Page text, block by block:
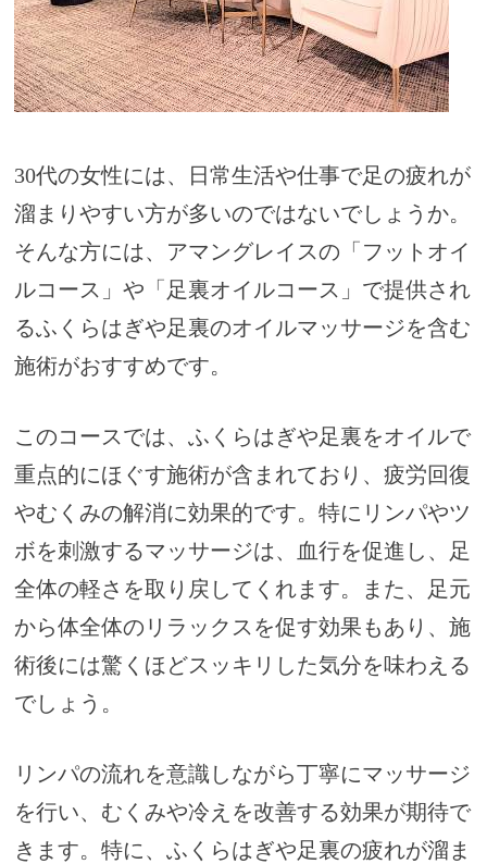
30代の女性には、日常生活や仕事で足の疲れが
溜まりやすい方が多いのではないでしょうか。
そんな方には、アマングレイスの「フットオイ
ルコース」や「足裏オイルコース」で提供され
るふくらはぎや足裏のオイルマッサージを含む
施術がおすすめです。
このコースでは、ふくらはぎや足裏をオイルで
重点的にほぐす施術が含まれており、疲労回復
やむくみの解消に効果的です。特にリンパやツ
ボを刺激するマッサージは、血行を促進し、足
全体の軽さを取り戻してくれます。また、足元
から体全体のリラックスを促す効果もあり、施
術後には驚くほどスッキリした気分を味わえる
でしょう。
リンパの流れを意識しながら丁寧にマッサージ
を行い、むくみや冷えを改善する効果が期待で
きます。特に、ふくらはぎや足裏の疲れが溜ま